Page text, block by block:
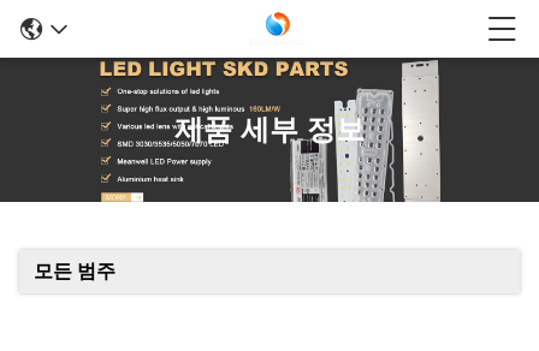
제품 세부 정보
모든 범주